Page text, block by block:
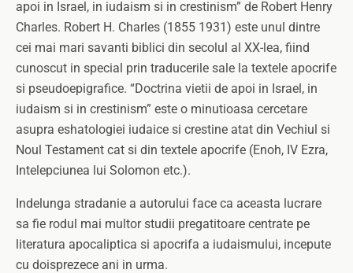
apoi in Israel, in iudaism si in crestinism” de Robert Henry
Charles. Robert H. Charles (1855 1931) este unul dintre
cei mai mari savanti biblici din secolul al XX-lea, fiind
cunoscut in special prin traducerile sale la textele apocrife
si pseudoepigrafice. “Doctrina vietii de apoi in Israel, in
iudaism si in crestinism” este o minutioasa cercetare
asupra eshatologiei iudaice si crestine atat din Vechiul si
Noul Testament cat si din textele apocrife (Enoh, IV Ezra,
Intelepciunea lui Solomon etc.).
Indelunga stradanie a autorului face ca aceasta lucrare
sa fie rodul mai multor studii pregatitoare centrate pe
literatura apocaliptica si apocrifa a iudaismului, incepute
cu doisprezece ani in urma.